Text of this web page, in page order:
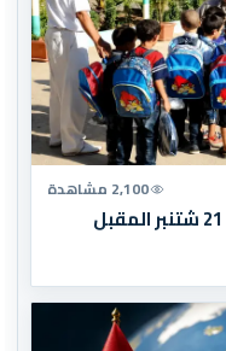
2,100 مشاهدة